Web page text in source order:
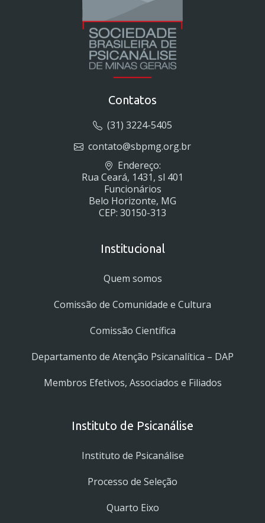
Contatos
(31) 3224-5405
contato@sbpmg.org.br
Endereço:
Rua Ceará, 1431, sl 401
Funcionários
Belo Horizonte, MG
CEP: 30150-313
Institucional
Quem somos
Comissão de Comunidade e Cultura
Comissão Científica
Departamento de Atenção Psicanalítica – DAP
Membros Efetivos, Associados e Filiados
Instituto de Psicanálise
Instituto de Psicanálise
Processo de Seleção
Quarto Eixo